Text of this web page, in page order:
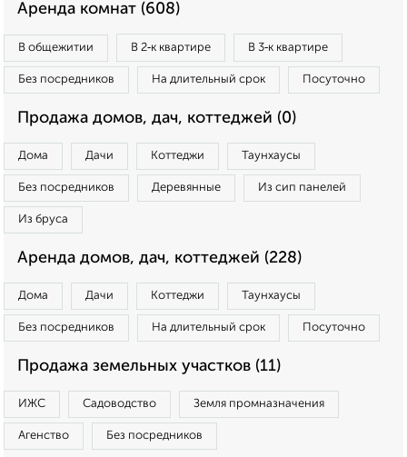
Аренда комнат (608)
В общежитии В 2‑к квартире В 3‑к квартире
Без посредников На длительный срок Посуточно
Продажа домов, дач, коттеджей (0)
Дома Дачи Коттеджи Таунхаусы
Без посредников Деревянные Из сип панелей
Из бруса
Аренда домов, дач, коттеджей (228)
Дома Дачи Коттеджи Таунхаусы
Без посредников На длительный срок Посуточно
Продажа земельных участков (11)
ИЖС Садоводство Земля промназначения
Агенство Без посредников